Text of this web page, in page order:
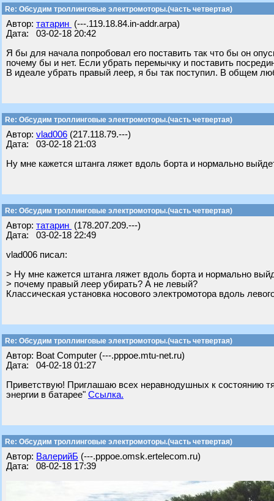
Re: Обсудим троллинговые электромоторы.(часть четвертая)
Автор: татарин (---.119.18.84.in-addr.arpa)
Дата: 03-02-18 20:42
Я бы для начала попробовал его поставить так что бы он
почему бы и нет. Если убрать перемычку и поставить
В идеале убрать правый леер, я бы так поступил. В общем
Re: Обсудим троллинговые электромоторы.(часть четвертая)
Автор: vlad006 (217.118.79.---)
Дата: 03-02-18 21:03
Ну мне кажется штанга ляжет вдоль борта и нормально
Re: Обсудим троллинговые электромоторы.(часть четвертая)
Автор: татарин (178.207.209.---)
Дата: 03-02-18 22:49
vlad006 писал:
> Ну мне кажется штанга ляжет вдоль борта и нормально
> почему правый леер убирать? А не левый?
Классическая установка носового электромотора вдоль
Re: Обсудим троллинговые электромоторы.(часть четвертая)
Автор: Boat Computer (---.pppoe.mtu-net.ru)
Дата: 04-02-18 01:27
Приветствую! Приглашаю всех неравнодушных к состоянию
энергии в батарее" Ссылка.
Re: Обсудим троллинговые электромоторы.(часть четвертая)
Автор: ВалерийБ (---.pppoe.omsk.ertelecom.ru)
Дата: 08-02-18 17:39